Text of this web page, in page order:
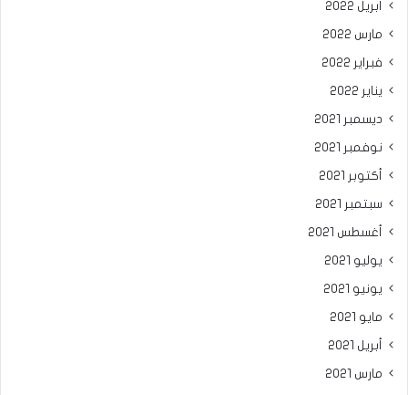
أبريل 2022
مارس 2022
فبراير 2022
يناير 2022
ديسمبر 2021
نوفمبر 2021
أكتوبر 2021
سبتمبر 2021
أغسطس 2021
يوليو 2021
يونيو 2021
مايو 2021
أبريل 2021
مارس 2021